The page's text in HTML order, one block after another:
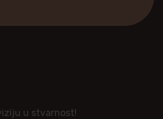
u stvarnost!